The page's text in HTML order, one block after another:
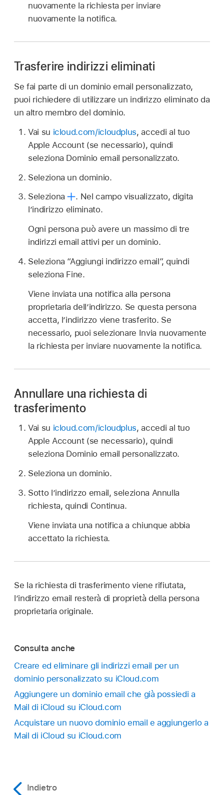
nuovamente la richiesta per inviare
nuovamente la notifica.
Trasferire indirizzi eliminati
Se fai parte di un dominio email personalizzato,
puoi richiedere di utilizzare un indirizzo eliminato da
un altro membro del dominio.
Vai su icloud.com/icloudplus, accedi al tuo
Apple Account (se necessario), quindi
seleziona Dominio email personalizzato.
Seleziona un dominio.
Seleziona
. Nel campo visualizzato, digita
l’indirizzo eliminato.
Ogni persona può avere un massimo di tre
indirizzi email attivi per un dominio.
Seleziona “Aggiungi indirizzo email”, quindi
seleziona Fine.
Viene inviata una notifica alla persona
proprietaria dell’indirizzo. Se questa persona
accetta, l’indirizzo viene trasferito. Se
necessario, puoi selezionare Invia nuovamente
la richiesta per inviare nuovamente la notifica.
Annullare una richiesta di
trasferimento
Vai su icloud.com/icloudplus, accedi al tuo
Apple Account (se necessario), quindi
seleziona Dominio email personalizzato.
Seleziona un dominio.
Sotto l’indirizzo email, seleziona Annulla
richiesta, quindi Continua.
Viene inviata una notifica a chiunque abbia
accettato la richiesta.
Se la richiesta di trasferimento viene rifiutata,
l’indirizzo email resterà di proprietà della persona
proprietaria originale.
Consulta anche
Creare ed eliminare gli indirizzi email per un
dominio personalizzato su iCloud.com
Aggiungere un dominio email che già possiedi a
Mail di iCloud su iCloud.com
Acquistare un nuovo dominio email e aggiungerlo a
Mail di iCloud su iCloud.com
Indietro